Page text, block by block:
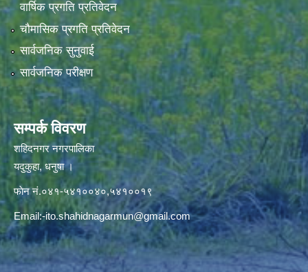
वार्षिक प्रगति प्रतिवेदन
चौमासिक प्रगति प्रतिवेदन
सार्वजनिक सुनुवाई
सार्वजनिक परीक्षण
सम्पर्क विवरण
शहिदनगर नगरपालिका
यदुकुहा, धनुषा ।
फाेन नं.०४१-५४१००४०,५४१००१९
Email:-ito.shahidnagarmun@gmail.com